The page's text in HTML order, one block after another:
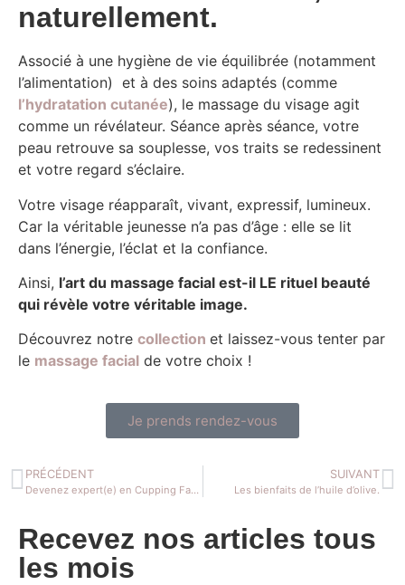
naturellement.
Associé à une hygiène de vie équilibrée (notamment
l’alimentation) et à des soins adaptés (comme
l’hydratation cutanée), le massage du visage agit
comme un révélateur. Séance après séance, votre
peau retrouve sa souplesse, vos traits se redessinent
et votre regard s’éclaire.
Votre visage réapparaît, vivant, expressif, lumineux.
Car la véritable jeunesse n’a pas d’âge : elle se lit
dans l’énergie, l’éclat et la confiance.
Ainsi, l’art du massage facial est-il LE rituel beauté
qui révèle votre véritable image.
Découvrez notre collection et laissez-vous tenter par
le massage facial de votre choix !
Je prends rendez-vous
PRÉCÉDENT
Devenez expert(e) en Cupping Facial – Formation à Paris le 9 décembre 2025.
SUIVANT
Les bienfaits de l’huile d’olive.
Recevez nos articles tous
les mois